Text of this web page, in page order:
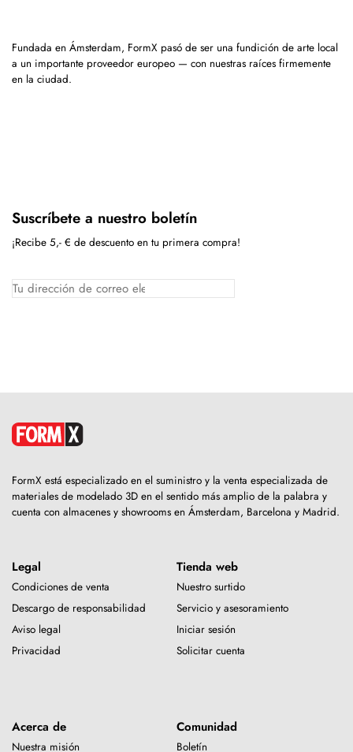
Fundada en Ámsterdam, FormX pasó de ser una fundición de arte local
a un importante proveedor europeo — con nuestras raíces firmemente
en la ciudad.
Suscríbete a nuestro boletín
¡Recibe 5,- € de descuento en tu primera compra!
FormX está especializado en el suministro y la venta especializada de
materiales de modelado 3D en el sentido más amplio de la palabra y
cuenta con almacenes y showrooms en Ámsterdam, Barcelona y Madrid.
Legal
Condiciones de venta
Descargo de responsabilidad
Aviso legal
Privacidad
Tienda web
Nuestro surtido
Servicio y asesoramiento
Iniciar sesión
Solicitar cuenta
Acerca de
Nuestra misión
Comunidad
Boletín